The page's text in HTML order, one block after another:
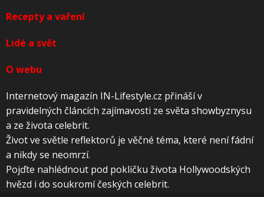
Recepty a vaření
Lidé a svět
O webu
Internetový magazín IN-Lifestyle.cz přináší v
pravidelných článcích zajímavosti ze světa showbyznysu
a ze života celebrit.
Život ve světle reflektorů je věčné téma, které není fádní
a nikdy se neomrzí.
Pojďte nahlédnout pod pokličku života Hollywoodských
hvězd i do soukromí českých celebrit.